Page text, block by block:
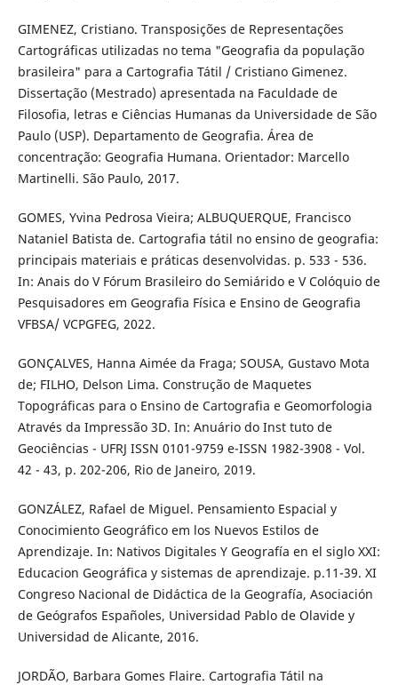
GIMENEZ, Cristiano. Transposições de Representações
Cartográficas utilizadas no tema "Geografia da população
brasileira" para a Cartografia Tátil / Cristiano Gimenez.
Dissertação (Mestrado) apresentada na Faculdade de
Filosofia, letras e Ciências Humanas da Universidade de São
Paulo (USP). Departamento de Geografia. Área de
concentração: Geografia Humana. Orientador: Marcello
Martinelli. São Paulo, 2017.
GOMES, Yvina Pedrosa Vieira; ALBUQUERQUE, Francisco
Nataniel Batista de. Cartografia tátil no ensino de geografia:
principais materiais e práticas desenvolvidas. p. 533 - 536.
In: Anais do V Fórum Brasileiro do Semiárido e V Colóquio de
Pesquisadores em Geografia Física e Ensino de Geografia
VFBSA/ VCPGFEG, 2022.
GONÇALVES, Hanna Aimée da Fraga; SOUSA, Gustavo Mota
de; FILHO, Delson Lima. Construção de Maquetes
Topográficas para o Ensino de Cartografia e Geomorfologia
Através da Impressão 3D. In: Anuário do Inst tuto de
Geociências - UFRJ ISSN 0101-9759 e-ISSN 1982-3908 - Vol.
42 - 43, p. 202-206, Rio de Janeiro, 2019.
GONZÁLEZ, Rafael de Miguel. Pensamiento Espacial y
Conocimiento Geográfico em los Nuevos Estilos de
Aprendizaje. In: Nativos Digitales Y Geografía en el siglo XXI:
Educacion Geográfica y sistemas de aprendizaje. p.11-39. XI
Congreso Nacional de Didáctica de la Geografía, Asociación
de Geógrafos Españoles, Universidad Pablo de Olavide y
Universidad de Alicante, 2016.
JORDÃO, Barbara Gomes Flaire. Cartografia Tátil na